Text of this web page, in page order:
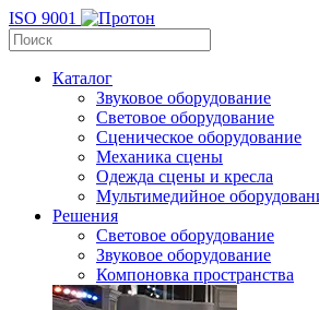
ISO 9001
Каталог
Звуковое оборудование
Световое оборудование
Сценическое оборудование
Механика сцены
Одежда сцены и кресла
Мультимедийное
Решения
Световое оборудование
Звуковое оборудование
Компоновка пространства